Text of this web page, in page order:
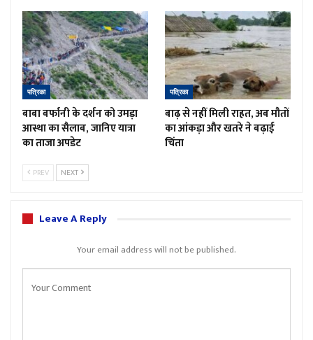
पत्रिका
बाबा बर्फानी के दर्शन को उमड़ा
आस्था का सैलाब, जानिए यात्रा
का ताजा अपडेट
पत्रिका
बाढ़ से नहीं मिली राहत, अब मौतों
का आंकड़ा और खतरे ने बढ़ाई
चिंता
PREV NEXT
Leave A Reply
Your email address will not be published.